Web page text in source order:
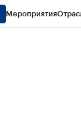
Мероприятия